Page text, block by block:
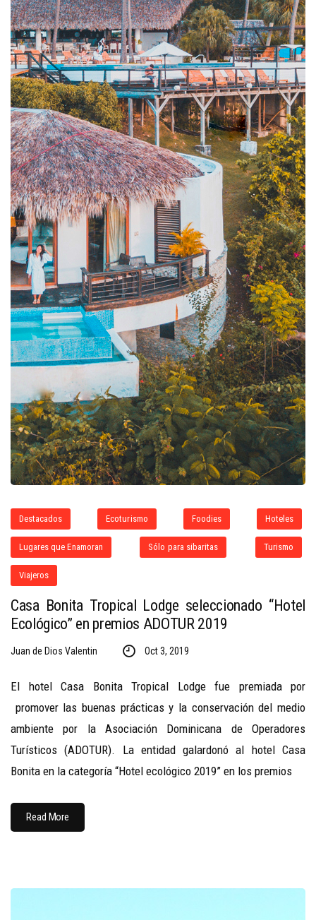
Destacados Ecoturismo Foodies Hoteles
Lugares que Enamoran Sólo para sibaritas Turismo
Viajeros
Casa Bonita Tropical Lodge seleccionado “Hotel
Ecológico” en premios ADOTUR 2019
Juan de Dios Valentin Oct 3, 2019
El hotel Casa Bonita Tropical Lodge fue premiada por
promover las buenas prácticas y la conservación del medio
ambiente por la Asociación Dominicana de Operadores
Turísticos (ADOTUR). La entidad galardonó al hotel Casa
Bonita en la categoría “Hotel ecológico 2019” en los premios
Read More